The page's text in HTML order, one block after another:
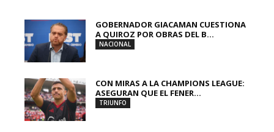
GOBERNADOR GIACAMAN CUESTIONA
A QUIROZ POR OBRAS DEL B...
NACIONAL
CON MIRAS A LA CHAMPIONS LEAGUE:
ASEGURAN QUE EL FENER...
TRIUNFO